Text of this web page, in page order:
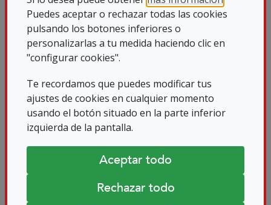
Puedes aceptar o rechazar todas las cookies
pulsando los botones inferiores o
personalizarlas a tu medida haciendo clic en
"configurar cookies".
Te recordamos que puedes modificar tus
ajustes de cookies en cualquier momento
usando el botón situado en la parte inferior
izquierda de la pantalla.
Aceptar todo
Rechazar todo
al mayor número de socios posible.
Asimismo, recibimos actualización directa
del funcionamiento de los nuevos Clubes
ONCE sénior, ofrecida por su responsable
estatal,Ángel Luis Gómez, y diversas
estrategias y recomendaciones para
conseguir mejorar la participación a
Patricia Sanz , Secretaria
General Adjunta de Relación con Personas
Asociadas y Simpatizantes de UP.